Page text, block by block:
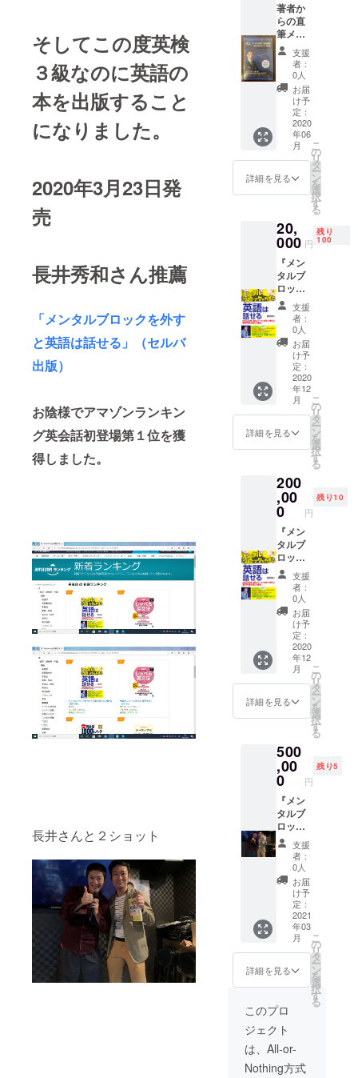
そしてこの度英検
３級なのに英語の
本を出版すること
になりました。
2020年3月23日発
売
長井秀和さん推薦
「メンタルブロックを外す
と英語は話せる」（セルバ
出版）
お陰様でアマゾンランキン
グ英会話初登場第１位を獲
得しました。
長井さんと２ショット
著者か
らの直
筆メッ
セージ
に加え
て ワー
ホリ社
長特別
講座
ＤＶＤ
３本
セット
英会話
初心者
の壁の
ＶＤ 英
語脳の
作り
方 Ｄ
ＶＤ 英
文の作
り方実
践編
ＤＶＤ
を提供
いたし
ます。
支援
者：
0人
お届
け予
定：
2020
年06
月
詳細を見る
こ
の
リ
タ
ー
ン
を
選
択
す
る
20,
000 円
残り
100
『メン
タルブ
ロック
を外す
と英語
は話せ
る』
（セル
バ出
版）の
本と
DVD
ワーホ
リ社長
特別講
作り方
編を差
し上げ
ます。
直筆サ
イン
メッ
セージ
に加え
記念
パー
ティー
にご招
待させ
て頂き
ます。
出版記
念パー
県市川
市にあ
る市川
グラン
ドホテ
ルで秋
ごろ開
催予定
です。
コロナ
ウィル
スの影
響によ
り延期
する可
能性が
ござい
ます。
なおそ
ビデオ
撮影・
写真撮
影・録
音につ
きまし
支援
者：
0人
お届
け予
定：
2020
年12
月
詳細を見る
こ
の
リ
タ
ー
ン
を
選
択
す
る
200
,00
0 円
残り10
『メン
タルブ
ロック
を外す
と英語
は話せ
る』
（セル
バ出
版）の
メッ
セージ
入りの
本３０
冊に加
講演を
行いま
す。３
０名程
度 １都
３県ま
でなら
交通費
は含ま
れま
す。
（来年3
月まで
の目安
で開催
をお願
い致し
ま
す。）
大学や
自治体
などで
も講演
を行っ
ており
支援
者：
0人
お届
け予
定：
2020
年12
月
詳細を見る
こ
の
リ
タ
ー
ン
を
選
択
す
る
500
,00
0 円
残り5
『メン
タルブ
ロック
を外す
と英語
は話せ
る』
（セル
バ出
版）の
本 直筆
サイン
メッ
セージ
５０
者濱野
将樹の
講演に
加えて
推薦文
を頂い
支援
者：
0人
お届
け予
定：
2021
年03
月
詳細を見る
こ
の
リ
タ
ー
ン
を
選
択
す
る
このプロ
ジェクト
は、All-or-
Nothing方式